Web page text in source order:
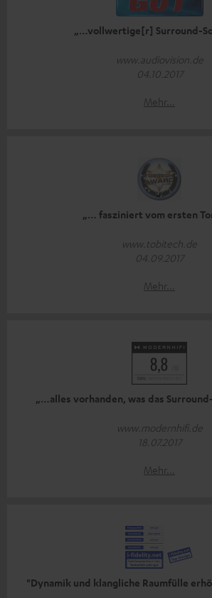
„…vollwertige[r] Surround-
www.audiovision.de
04.10.2017
Mehr...
„… fasziniert vom ersten
www.tobitech.de
04.09.2017
Mehr...
„…alles vorhanden, was das
www.modernhifi.de
18.07.2017
Mehr...
"Dynamik und klangliche Raumfülle